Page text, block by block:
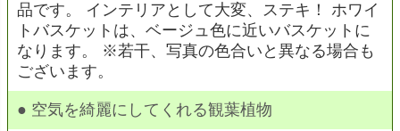
品です。 インテリアとして大変、ステキ！ ホワイ
トバスケットは、ベージュ色に近いバスケットに
なります。 ※若干、写真の色合いと異なる場合も
ございます。
● 空気を綺麗にしてくれる観葉植物